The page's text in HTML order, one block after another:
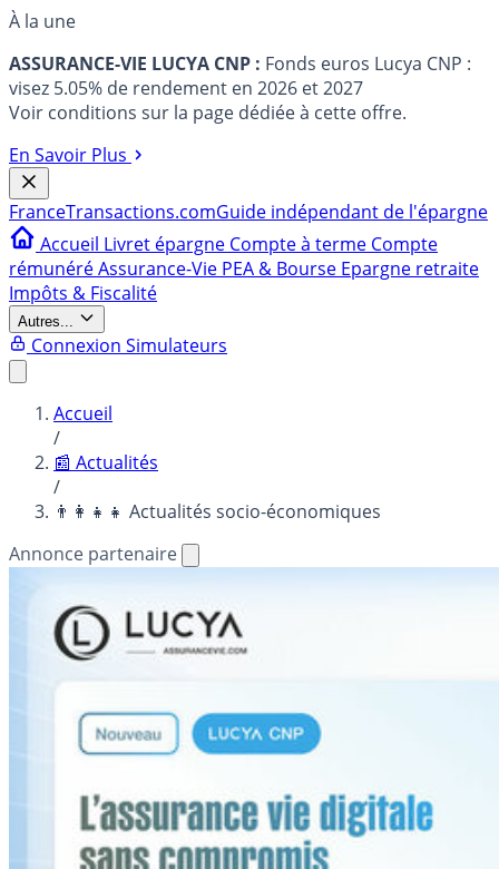
À la une
ASSURANCE-VIE LUCYA CNP : Fonds euros Lucya CNP :
visez 5.05% de rendement en 2026 et 2027
Voir conditions sur la page dédiée à cette offre.
En Savoir Plus
FranceTransactions.comGuide indépendant de l'épargne
Accueil Livret épargne Compte à terme Compte
rémunéréAssurance-Vie PEA & Bourse Epargne retraite
Impôts & Fiscalité
Autres...
Connexion Simulateurs
Accueil
/
📰 Actualités
/
👨‍👩‍👧‍👧 Actualités socio-économiques
Annonce partenaire